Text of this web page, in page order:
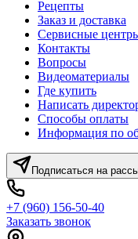
Рецепты
Заказ и доставка
Сервисные
Контакты
Вопросы
Видеоматериалы
Где купить
Написать
Способы оплаты
Информация по
Подписаться на
+7 (960) 156-50-40
Заказать звонок